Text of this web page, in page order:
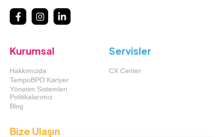
Kurumsal
Hakkımızda
TempoBPO Kariyer
Yönetim Sistemleri
Politikalarımız
Blog
Servisler
CX Center
Bize Ulaşın